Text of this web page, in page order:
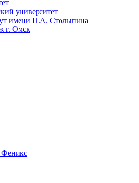
университет
имени П.А. Столыпина
г. Омск
Феникс